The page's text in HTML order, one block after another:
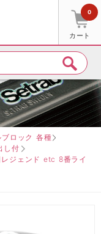
カート
0
ブロック 各種
し付
ジェンド etc 8番ライ